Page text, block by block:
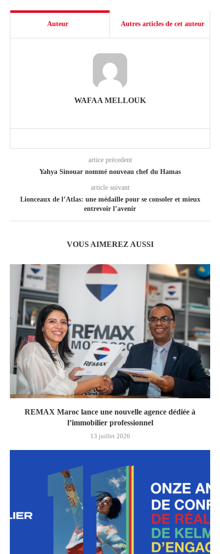
Auteur Autres articles de cet auteur
WAFAA MELLOUK
artice précedent
Yahya Sinouar nommé nouveau chef du Hamas
article suivant
Lionceaux de l’Atlas: une médaille pour se consoler et mieux
entrevoir l’avenir
VOUS AIMEREZ AUSSI
REMAX Maroc lance une nouvelle agence dédiée à
l’immobilier professionnel
13 juillet 2026